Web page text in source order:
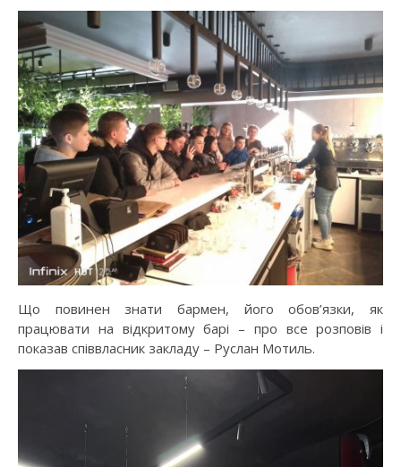
Що повинен знати бармен, його обов’язки, як
працювати на відкритому барі – про все розповів і
показав співвласник закладу – Руслан Мотиль.